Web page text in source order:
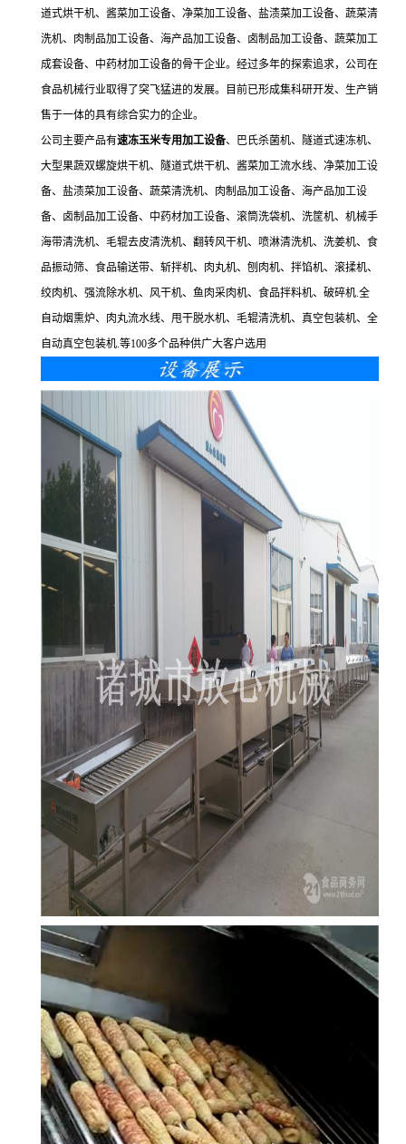
道式烘干机、酱菜加工设备、净菜加工设备、盐渍菜加工设备、蔬菜清
洗机、肉制品加工设备、海产品加工设备、卤制品加工设备、蔬菜加工
成套设备、中药材加工设备的骨干企业。经过多年的探索追求，公司在
食品机械行业取得了突飞猛进的发展。目前已形成集科研开发、生产销
售于一体的具有综合实力的企业。
公司主要产品有速冻玉米专用加工设备、巴氏杀菌机、隧道式速冻机、
大型果蔬双螺旋烘干机、隧道式烘干机、酱菜加工流水线、净菜加工设
备、盐渍菜加工设备、蔬菜清洗机、肉制品加工设备、海产品加工设
备、卤制品加工设备、中药材加工设备、滚筒洗袋机、洗筐机、机械手
海带清洗机、毛辊去皮清洗机、翻转风干机、喷淋清洗机、洗姜机、食
品振动筛、食品输送带、斩拌机、肉丸机、刨肉机、拌馅机、滚揉机、
绞肉机、强流除水机、风干机、鱼肉采肉机、食品拌料机、破碎机.全
自动烟熏炉、肉丸流水线、甩干脱水机、毛辊清洗机、真空包装机、全
自动真空包装机.等100多个品种供广大客户选用